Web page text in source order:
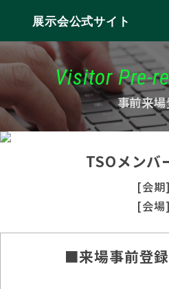
展示会公式サイト
Visitor Pre-
事前来
TSOメンバ
[会期]
[会場]
■来場事前登